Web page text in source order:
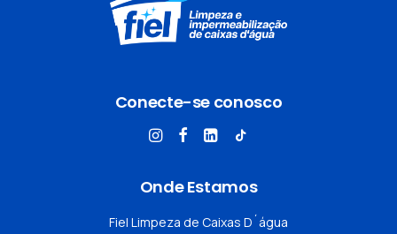
Conecte-se conosco
Onde Estamos
Fiel Limpeza de Caixas D´água